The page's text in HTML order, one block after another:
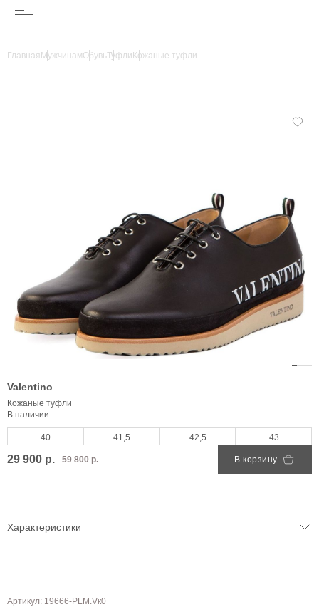
Главная МужчинамОбувьТуфли Кожаные туфли
Valentino
Кожаные туфли
В наличии:
40 41,5 42,5 43
29 900 р. 59 800 р. В корзину
Характеристики
Артикул: 19666-PLM.Vк0